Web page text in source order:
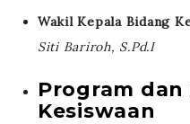
Wakil Kepala Bidang
Siti Bariroh, S.Pd.I
Program dan
Kesiswaan